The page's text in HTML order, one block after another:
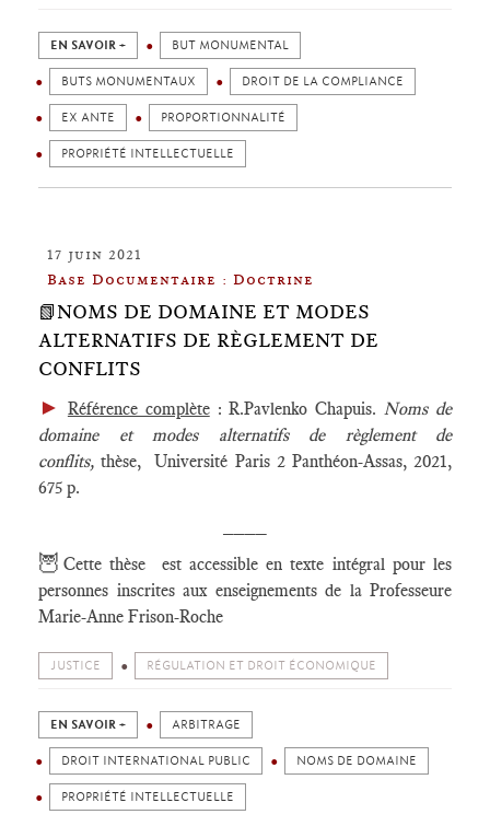
EN SAVOIR + BUT MONUMENTAL
BUTS MONUMENTAUX DROIT DE LA COMPLIANCE
EX ANTE PROPORTIONNALITÉ
PROPRIÉTÉ INTELLECTUELLE
17 juin 2021
Base Documentaire : Doctrine
📗NOMS DE DOMAINE ET MODES
ALTERNATIFS DE RÈGLEMENT DE
CONFLITS
► Référence complète: R.Pavlenko Chapuis.Noms de
domaine et modes alternatifs de règlement de
conflits,thèse, Université Paris 2 Panthéon-Assas, 2021,
675 p.
🦉Cette thèse est accessible en texte intégral pour les
personnes inscrites aux enseignements de la Professeure
Marie-Anne Frison-Roche
JUSTICE RÉGULATION ET DROIT ÉCONOMIQUE
EN SAVOIR + ARBITRAGE
DROIT INTERNATIONAL PUBLIC NOMS DE DOMAINE
PROPRIÉTÉ INTELLECTUELLE